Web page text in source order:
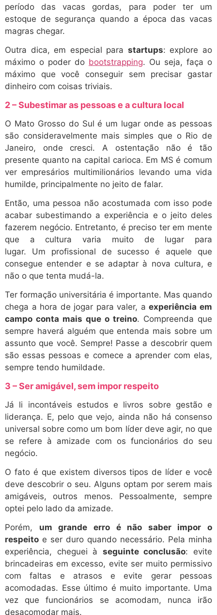
período das vacas gordas, para poder ter um
estoque de segurança quando a época das vacas
magras chegar.
Outra dica, em especial para startups: explore ao
máximo o poder do bootstrapping. Ou seja, faça o
máximo que você conseguir sem precisar gastar
dinheiro com coisas triviais.
2 – Subestimar as pessoas e a cultura local
O Mato Grosso do Sul é um lugar onde as pessoas
são consideravelmente mais simples que o Rio de
Janeiro, onde cresci. A ostentação não é tão
presente quanto na capital carioca. Em MS é comum
ver empresários multimilionários levando uma vida
humilde, principalmente no jeito de falar.
Então, uma pessoa não acostumada com isso pode
acabar subestimando a experiência e o jeito deles
fazerem negócio. Entretanto, é preciso ter em mente
que a cultura varia muito de lugar para
lugar. Um profissional de sucesso é aquele que
consegue entender e se adaptar à nova cultura, e
não o que tenta mudá-la.
Ter formação universitária é importante. Mas quando
chega a hora de jogar para valer, aexperiência em
campo conta mais que o treino. Compreenda que
sempre haverá alguém que entenda mais sobre um
assunto que você. Sempre! Passe a descobrir quem
são essas pessoas e comece a aprender com elas,
sempre tendo humildade.
3 – Ser amigável, sem impor respeito
Já li incontáveis estudos e livros sobre gestão e
liderança. E, pelo que vejo, ainda não há consenso
universal sobre como um bom líder deve agir, no que
se refere à amizade com os funcionários do seu
negócio.
O fato é que existem diversos tipos de líder e você
deve descobrir o seu. Alguns optam por serem mais
amigáveis, outros menos. Pessoalmente, sempre
optei pelo lado da amizade.
Porém, um grande erro é não saber impor o
respeito e ser duro quando necessário. Pela minha
experiência, cheguei à seguinte conclusão: evite
brincadeiras em excesso, evite ser muito permissivo
com faltas e atrasos e evite gerar pessoas
acomodadas. Esse último é muito importante. Uma
vez que funcionários se acomodam, nunca irão
desacomodar mais.